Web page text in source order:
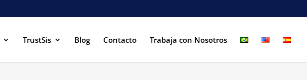
TrustSis Blog Contacto Trabaja con Nosotros